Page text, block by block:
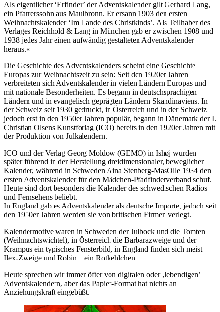
Als eigentlicher ‘Erfinder’ der Adventskalender gilt Gerhard Lang,
ein Pfarrerssohn aus Maulbronn. Er ersann 1903 den ersten
Weihnachtskalender ‘Im Lande des Christkinds’. Als Teilhaber des
Verlages Reichhold & Lang in München gab er zwischen 1908 und
1938 jedes Jahr einen aufwändig gestalteten Adventskalender
heraus.«
Die Geschichte des Adventskalenders scheint eine Geschichte
Europas zur Weihnachtszeit zu sein: Seit den 1920er Jahren
verbreiteten sich Adventskalender in vielen Ländern Europas und
mit nationale Besonderheiten. Es begann in deutschsprachigen
Ländern und in evangelisch geprägten Ländern Skandinaviens. In
der Schweiz seit 1930 gedruckt, in Österreich und in der Schweiz
jedoch erst in den 1950er Jahren populär, begann in Dänemark der I.
Christian Olsens Kunstforlag (ICO) bereits in den 1920er Jahren mit
der Produktion von Julkalendern.
ICO und der Verlag Georg Moldow (GEMO) in Ishøj wurden
später führend in der Herstellung dreidimensionaler, beweglicher
Kalender, während in Schweden Aina Stenberg-MasOlle 1934 den
ersten Adventskalender für den Mädchen-Pfadfinderverband schuf.
Heute sind dort besonders die Kalender des schwedischen Radios
und Fernsehens beliebt.
In England gab es Adventskalender als deutsche Importe, jedoch seit
den 1950er Jahren werden sie von britischen Firmen verlegt.
Kalendermotive waren in Schweden der Julbock und die Tomten
(Weihnachtswichtel), in Österreich die Barbarazweige und der
Krampus ein typisches Fensterbild, in England finden sich meist
Ilex-Zweige und Robin – ein Rotkehlchen.
Heute sprechen wir immer öfter von digitalen oder ‚lebendigen’
Adventskalendern, aber das Papier-Format hat nichts an
Anziehungskraft eingebüßt.